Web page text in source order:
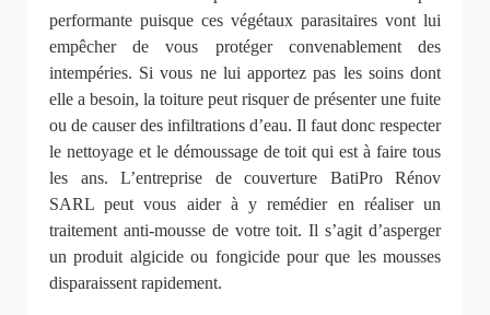
performante puisque ces végétaux parasitaires vont lui
empêcher de vous protéger convenablement des
intempéries. Si vous ne lui apportez pas les soins dont
elle a besoin, la toiture peut risquer de présenter une fuite
ou de causer des infiltrations d’eau. Il faut donc respecter
le nettoyage et le démoussage de toit qui est à faire tous
les ans. L’entreprise de couverture BatiPro Rénov
SARL peut vous aider à y remédier en réaliser un
traitement anti-mousse de votre toit. Il s’agit d’asperger
un produit algicide ou fongicide pour que les mousses
disparaissent rapidement.